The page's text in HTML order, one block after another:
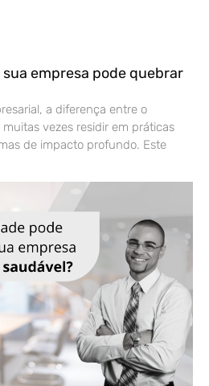
empresa pode quebrar
a diferença entre o
vezes residir em práticas
de impacto profundo. Este